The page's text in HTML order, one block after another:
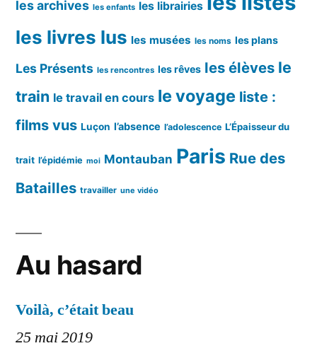
les archives les enfants les librairies
les livres lus les musées les noms les plans
Les Présents les rencontres les rêves les élèves le
train le travail en cours le voyage liste :
films vus Luçon l’absence l’adolescence L’Épaisseur du
trait l’épidémie moi Montauban Paris Rue des
Batailles travailler une vidéo
Au hasard
Voilà, c’était beau
25 mai 2019